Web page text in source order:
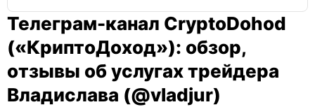
Телеграм-канал CryptoDohod
(«КриптоДоход»): обзор,
отзывы об услугах трейдера
Владислава (@vladjur)